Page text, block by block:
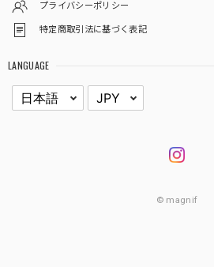
プライバシーポリシー
特定商取引法に基づく表記
LANGUAGE
© magnif